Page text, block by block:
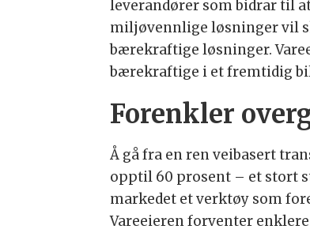
leverandører som bidrar til
miljøvennlige løsninger vil
bærekraftige løsninger.
bærekraftige i et fremtidig
Forenkler
Å gå fra en ren veibasert
opptil 60 prosent – et stort
markedet et verktøy som
Vareeieren forventer